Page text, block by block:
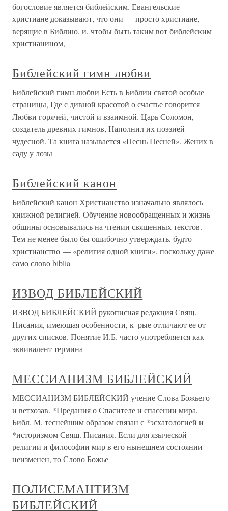
богословие является библейским. Евангельские
христиане доказывают, что они — просто христиане,
верящие в Библию, и, чтобы быть таким вот библейским
христианином,
Библейский гимн любви
Библейский гимн любви Есть в Библии святой особые
страницы, Где с дивной красотой о счастье говорится
Любви горячей, чистой и взаимной. Царь Соломон,
создатель древних гимнов, Наполнил их поэзией
чудесной. Та книга называется «Песнь Песней». Жених в
саду у лозы
Библейский канон
Библейский канон Христианство изначально являлось
книжной религией. Обучение новообращенных и жизнь
общины основывались на чтении священных текстов.
Тем не менее было бы ошибочно утверждать, будто
христианство — «религия одной книги», поскольку даже
само слово biblia
ИЗВОД БИБЛЕЙСКИЙ
ИЗВОД БИБЛЕЙСКИЙ рукописная редакция Свящ.
Писания, имеющая особенности, к–рые отличают ее от
других списков. Понятие И.Б. часто употребляется как
эквивалент термина
МЕССИАНИЗМ БИБЛЕЙСКИЙ
МЕССИАНИЗМ БИБЛЕЙСКИЙ учение Слова Божьего
и ветхозав. *Предания о Спасителе и спасении мира.
Библ. М. теснейшим образом связан с *эсхатологией и
*историзмом Свящ. Писания. Если для языческой
религии и философии мир в его нынешнем состоянии
неизменен, то Слово Божье
ПОЛИСЕМАНТИЗМ
БИБЛЕЙСКИЙ